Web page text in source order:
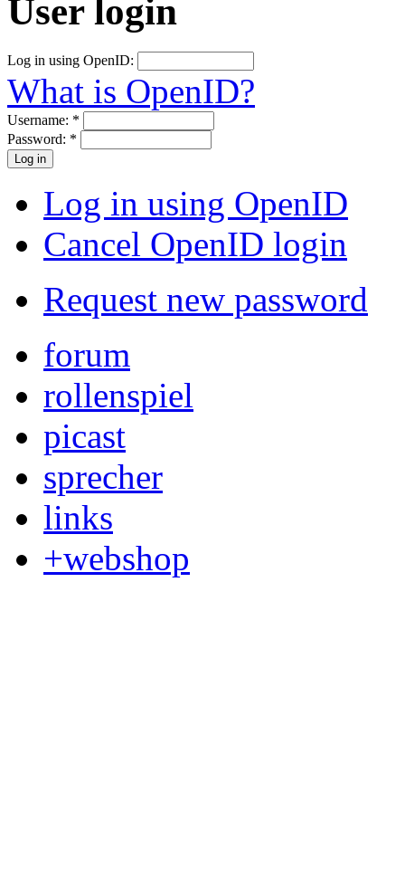
User login
Log in using OpenID:
What is OpenID?
Username: *
Password: *
Log in using OpenID
Cancel OpenID login
Request new password
forum
rollenspiel
picast
sprecher
links
+webshop